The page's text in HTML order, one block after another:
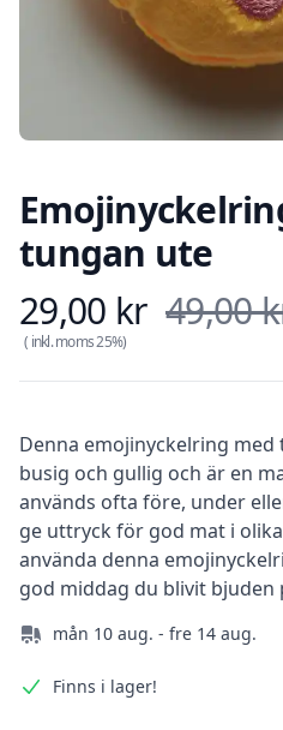
tungan ute
Produkt information
29,00 kr 49,00
( inkl. moms25%)
Description
Denna emojinyckelring
busig och gullig och är en
används ofta före, under
ge uttryck för god mat i
använda denna
god middag du blivit bjuden
mån 10 aug. - fre 14 aug.
Finns i lager!